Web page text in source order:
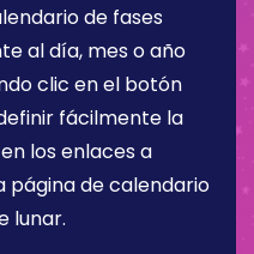
de fases
al día, mes o año
clic en el botón
fácilmente la
los enlaces a
página de calendario
lunar.